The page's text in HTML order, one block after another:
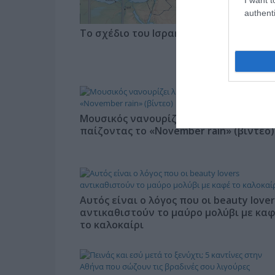
Το σχέδιο του Ισραήλ για τους Κούρδους
Μουσικός νανουρίζει λιοντάρια
παίζοντας το «November rain» (βίντεο)
Αυτός είναι ο λόγος που οι beauty
αντικαθιστούν το μαύρο μολύβι με
το καλοκαίρι